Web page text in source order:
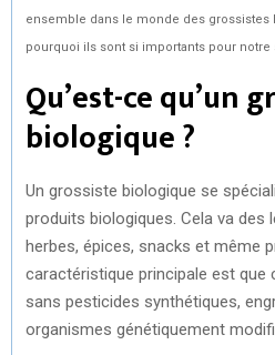
ensemble dans le monde des
pourquoi ils sont si importants pour notre
Qu’est-ce qu’un
biologique ?
Un grossiste biologique se
produits biologiques. Cela va
herbes, épices, snacks et même
caractéristique principale est
sans pesticides synthétiques,
organismes génétiquement